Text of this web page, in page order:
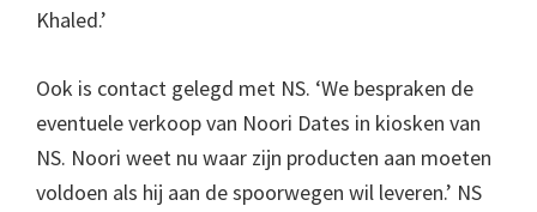
Khaled.’
Ook is contact gelegd met NS. ‘We bespraken de
eventuele verkoop van Noori Dates in kiosken van
NS. Noori weet nu waar zijn producten aan moeten
voldoen als hij aan de spoorwegen wil leveren.’ NS